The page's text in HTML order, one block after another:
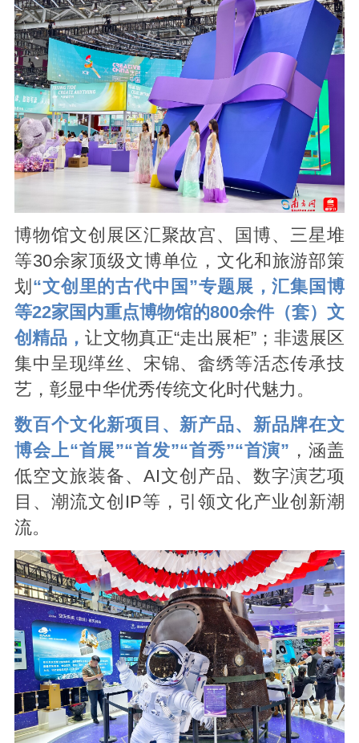
博物馆文创展区汇聚故宫、国博、三星堆
等30余家顶级文博单位，文化和旅游部策
划 “文创里的古代中国”专题展，汇集国博
等22家国内重点博物馆的800余件（套）文
创精品，让文物真正“走出展柜”；非遗展区
集中呈现缂丝、宋锦、畲绣等活态传承技
艺，彰显中华优秀传统文化时代魅力。
数百个文化新项目、新产品、新品牌在文
博会上“首展”“首发”“首秀”“首演” ，涵盖
低空文旅装备、AI文创产品、数字演艺项
目、潮流文创IP等，引领文化产业创新潮
流。